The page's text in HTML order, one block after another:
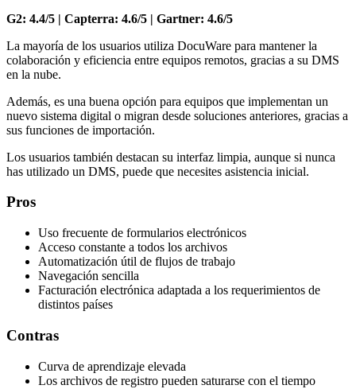
G2: 4.4/5 | Capterra: 4.6/5 | Gartner: 4.6/5
La mayoría de los usuarios utiliza DocuWare para mantener la
colaboración y eficiencia entre equipos remotos, gracias a su DMS
en la nube.
Además, es una buena opción para equipos que implementan un
nuevo sistema digital o migran desde soluciones anteriores, gracias a
sus funciones de importación.
Los usuarios también destacan su interfaz limpia, aunque si nunca
has utilizado un DMS, puede que necesites asistencia inicial.
Pros
Uso frecuente de formularios electrónicos
Acceso constante a todos los archivos
Automatización útil de flujos de trabajo
Navegación sencilla
Facturación electrónica adaptada a los requerimientos de
distintos países
Contras
Curva de aprendizaje elevada
Los archivos de registro pueden saturarse con el tiempo